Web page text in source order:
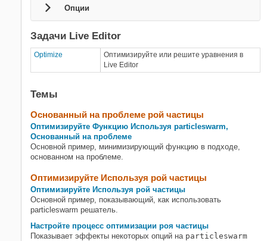
Прямой поиск
Генетический алгоритм
Рой частицы
Суррогатная оптимизация
Опции
Задачи Live Editor
Optimize
Оптимизируйте или решите уравнения в
Live Editor
Темы
Основанный на проблеме рой частицы
Оптимизируйте Функцию Используя particleswarm,
Основанный на проблеме
Основной пример, минимизирующий функцию в подходе,
основанном на проблеме.
Оптимизируйте Используя рой частицы
Оптимизируйте Используя рой частицы
Основной пример, показывающий, как использовать
particleswarm решатель.
Настройте процесс оптимизации роя частицы
Показывает эффекты некоторых опций на particleswarm